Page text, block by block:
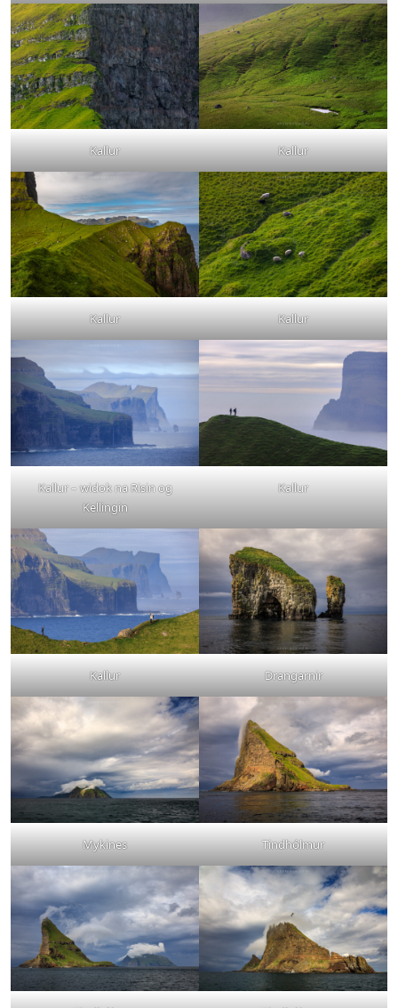
Kallur Kallur
Kallur Kallur
Kallur – widok na Risin og
Kellingin
Kallur
Kallur Drangarnir
Mykines Tindhólmur